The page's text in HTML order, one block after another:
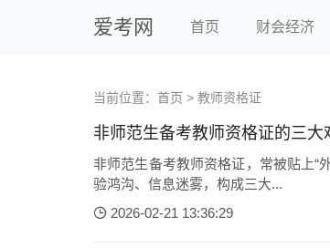
爱考网 首页 财会经济
当前位置： 首页 > 教师资格证
非师范生备考教师资格证的三大
非师范生备考教师资格证，常被贴上“
验鸿沟、信息迷雾，构成三大...
2026-02-21 13:36:29